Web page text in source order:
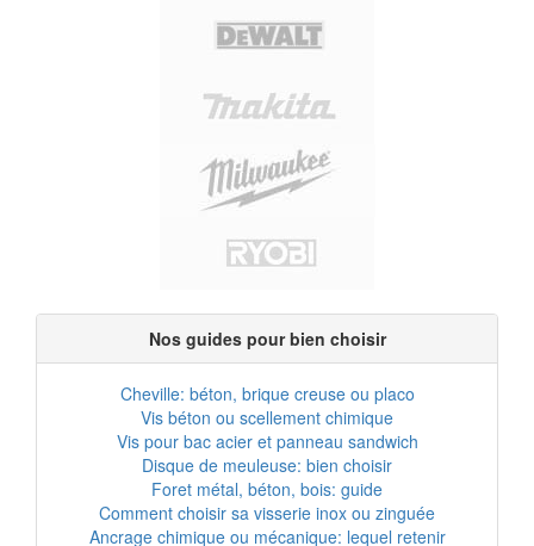
Nos guides pour bien choisir
Cheville: béton, brique creuse ou placo
Vis béton ou scellement chimique
Vis pour bac acier et panneau sandwich
Disque de meuleuse: bien choisir
Foret métal, béton, bois: guide
Comment choisir sa visserie inox ou zinguée
Ancrage chimique ou mécanique: lequel retenir